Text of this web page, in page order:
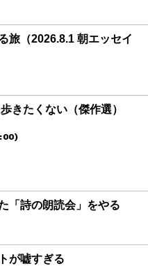
旅（2026.8.1 朝エッセイ
きたくない（傑作選）
「詩の朗読会」をやる
が嘘すぎる